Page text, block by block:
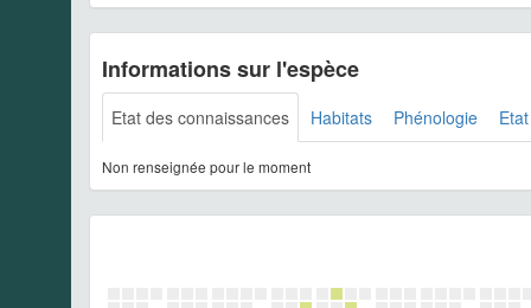
Informations sur l'espèce
Etat des connaissances Habitats Phénologie
Non renseignée pour le moment